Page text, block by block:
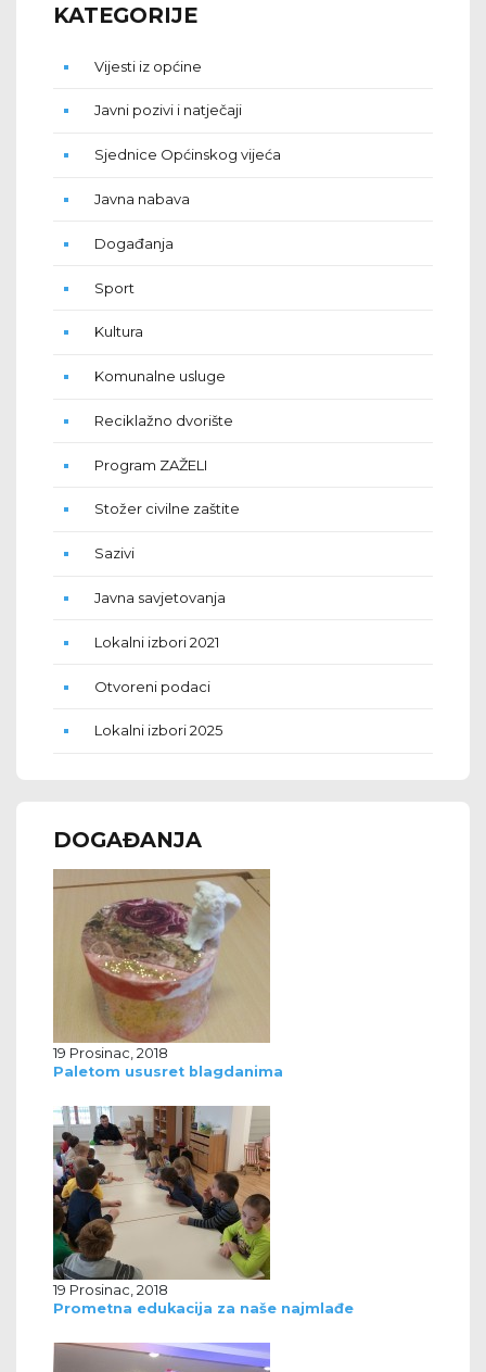
KATEGORIJE
Vijesti iz općine
Javni pozivi i natječaji
Sjednice Općinskog vijeća
Javna nabava
Događanja
Sport
Kultura
Komunalne usluge
Reciklažno dvorište
Program ZAŽELI
Stožer civilne zaštite
Sazivi
Javna savjetovanja
Lokalni izbori 2021
Otvoreni podaci
Lokalni izbori 2025
DOGAĐANJA
19 Prosinac, 2018
Paletom ususret blagdanima
19 Prosinac, 2018
Prometna edukacija za naše najmlađe